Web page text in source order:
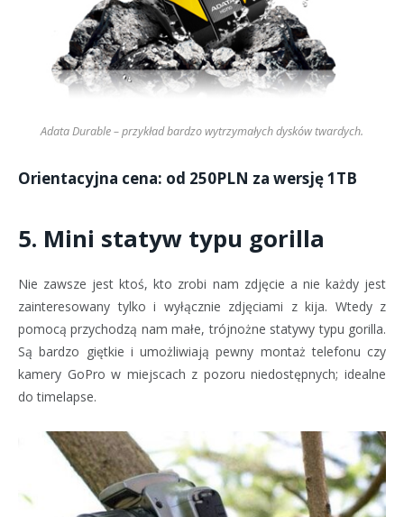
Adata Durable – przykład bardzo wytrzymałych dysków twardych.
Orientacyjna cena: od 250PLN za wersję 1TB
5. Mini statyw typu gorilla
Nie zawsze jest ktoś, kto zrobi nam zdjęcie a nie każdy jest
zainteresowany tylko i wyłącznie zdjęciami z kija. Wtedy z
pomocą przychodzą nam małe, trójnożne statywy typu gorilla.
Są bardzo giętkie i umożliwiają pewny montaż telefonu czy
kamery GoPro w miejscach z pozoru niedostępnych; idealne
do timelapse.